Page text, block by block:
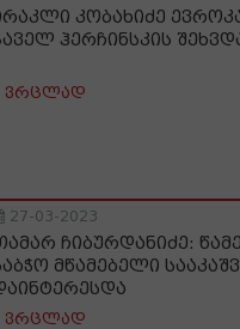
კობახიძე
ჰერჩინსკის
ვრცლად
27-03-2023
ჩიბურდანიძე:
მწამებელი
ვრცლად